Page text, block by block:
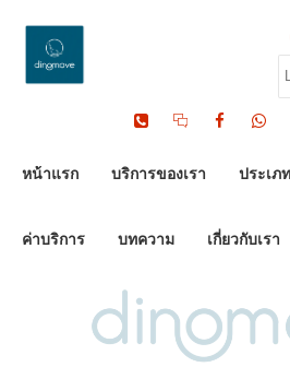
หน้าแรก บริการของเรา ประเภ
ค่าบริการ บทความ เกี่ยวกับเรา